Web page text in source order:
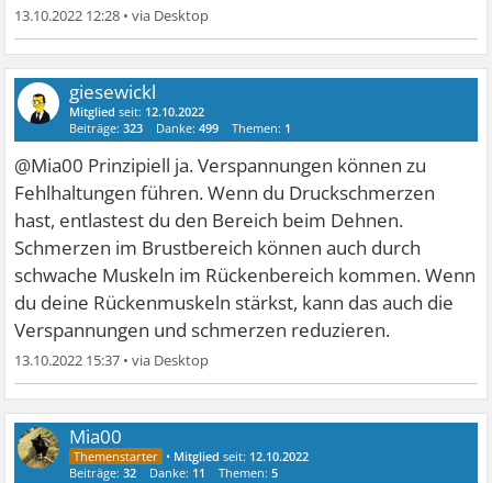
13.10.2022 12:28 •
giesewickl
Mitglied seit: 12.10.2022
Beiträge:323 Danke:499 Themen: 1
@Mia00 Prinzipiell ja. Verspannungen können zu
Fehlhaltungen führen. Wenn du Druckschmerzen
hast, entlastest du den Bereich beim Dehnen.
Schmerzen im Brustbereich können auch durch
schwache Muskeln im Rückenbereich kommen. Wenn
du deine Rückenmuskeln stärkst, kann das auch die
Verspannungen und schmerzen reduzieren.
13.10.2022 15:37 •
Mia00
• Mitglied seit: 12.10.2022
Beiträge:32 Danke: 11 Themen:5